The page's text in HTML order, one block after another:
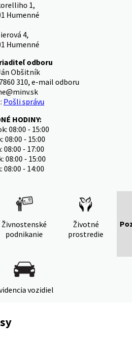
1,
Humenné
4,
Humenné
odboru
Obšitník
310, e-mail odboru
Pošli správu
HODINY:
08:00 - 15:00
08:00 - 15:00
08:00 - 17:00
08:00 - 15:00
08:00 - 14:00
Živnostenské
podnikanie
Životné
prostredie
vozidiel